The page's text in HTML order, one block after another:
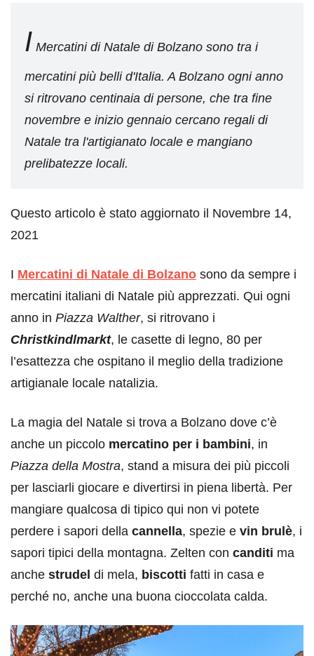
I Mercatini di Natale di Bolzano sono tra i
mercatini più belli d'Italia. A Bolzano ogni anno
si ritrovano centinaia di persone, che tra fine
novembre e inizio gennaio cercano regali di
Natale tra l'artigianato locale e mangiano
prelibatezze locali.
Questo articolo è stato aggiornato il Novembre 14,
2021
I Mercatini di Natale di Bolzano sono da sempre i
mercatini italiani di Natale più apprezzati. Qui ogni
anno in Piazza Walther, si ritrovano i
Christkindlmarkt, le casette di legno, 80 per
l’esattezza che ospitano il meglio della tradizione
artigianale locale natalizia.
La magia del Natale si trova a Bolzano dove c’è
anche un piccolo mercatino per i bambini, in
Piazza della Mostra, stand a misura dei più piccoli
per lasciarli giocare e divertirsi in piena libertà. Per
mangiare qualcosa di tipico qui non vi potete
perdere i sapori della cannella, spezie e vin brulè, i
sapori tipici della montagna. Zelten con canditi ma
anche strudel di mela, biscotti fatti in casa e
perché no, anche una buona cioccolata calda.